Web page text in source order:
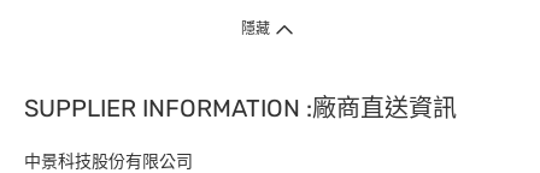
隱藏
SUPPLIER INFORMATION :廠商直送資訊
中景科技股份有限公司